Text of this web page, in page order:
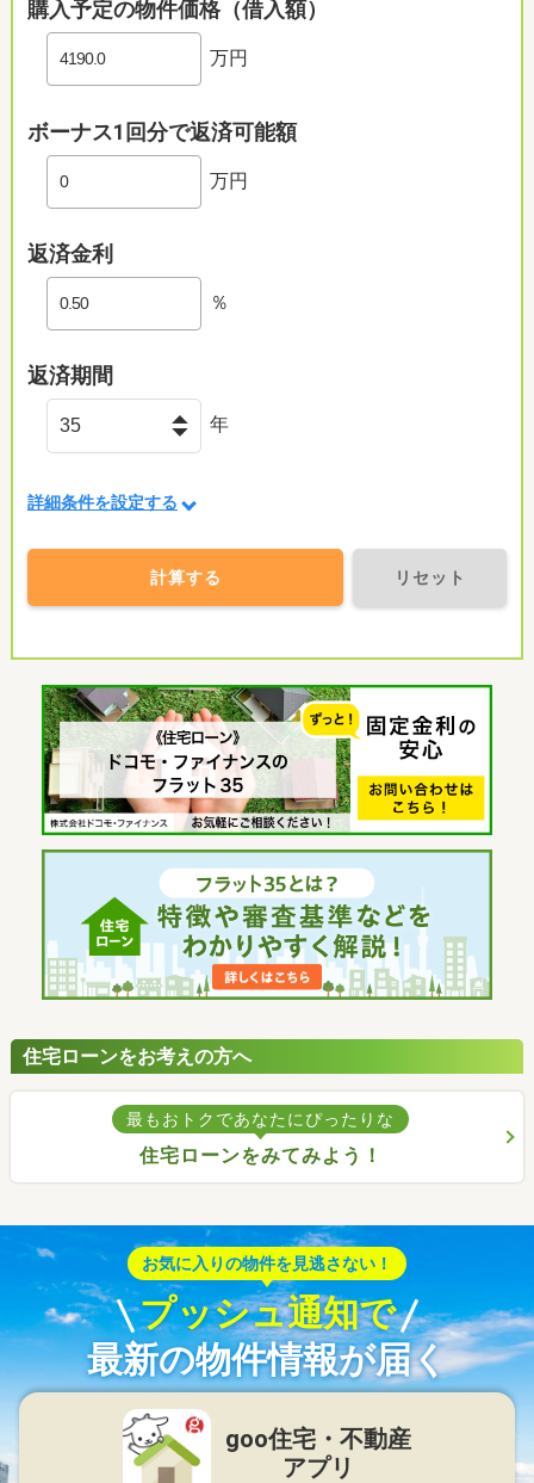
購入予定の物件価格（借入額）
万円
ボーナス1回分で返済可能額
万円
返済金利
％
返済期間
年
詳細条件を設定する
計算する リセット
住宅ローンをお考えの方へ
最もおトクであなたにぴったりな
住宅ローンをみてみよう！
お気に入りの物件を見逃さない！
プッシュ通知で
最新の物件情報が届く
goo住宅・不動産
アプリ